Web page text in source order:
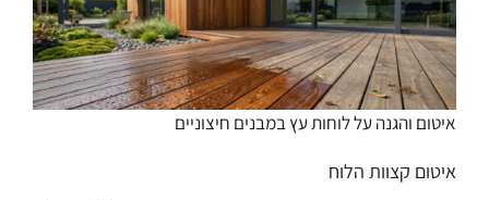
איטום והגנה על לוחות עץ במבנים חיצוניים
איטום קצוות הלוח